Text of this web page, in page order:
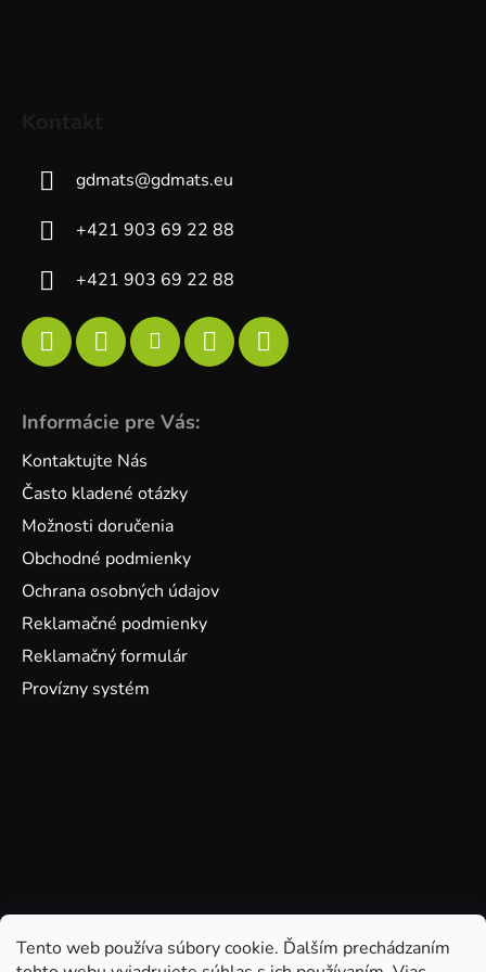
Tento web používa súbory cookie. Ďalším prechádzaním
gdmats@gdmats.eu
+421 903 69 22 88
+421 903 69 22 88
Informácie pre Vás:
Kontaktujte Nás
Často kladené otázky
Možnosti doručenia
Obchodné podmienky
Ochrana osobných údajov
Reklamačné podmienky
Reklamačný formulár
Provízny systém